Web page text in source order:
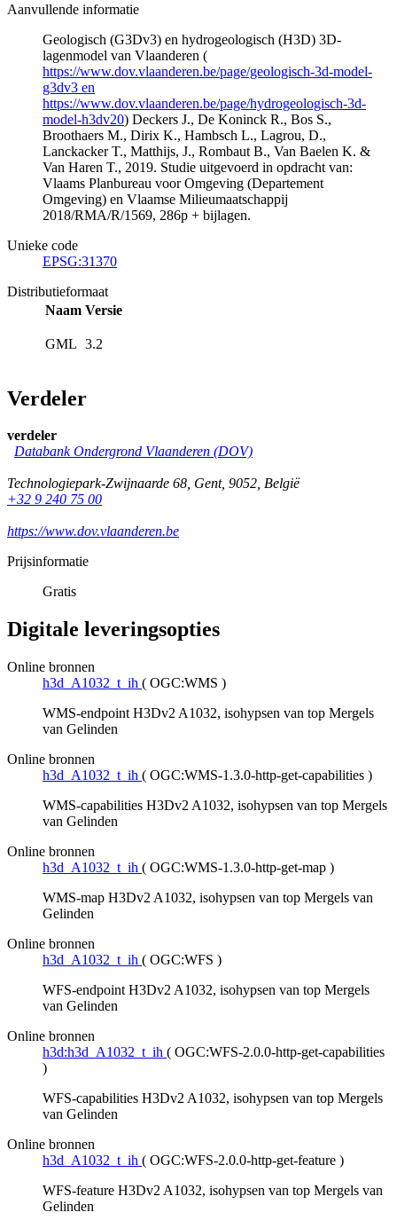
Aanvullende informatie
Geologisch (G3Dv3) en hydrogeologisch (H3D) 3D-
lagenmodel van Vlaanderen (
https://www.dov.vlaanderen.be/page/geologisch-3d-model-
g3dv3 en
https://www.dov.vlaanderen.be/page/hydrogeologisch-3d-
model-h3dv20) Deckers J., De Koninck R., Bos S.,
Broothaers M., Dirix K., Hambsch L., Lagrou, D.,
Lanckacker T., Matthijs, J., Rombaut B., Van Baelen K. &
Van Haren T., 2019. Studie uitgevoerd in opdracht van:
Vlaams Planbureau voor Omgeving (Departement
Omgeving) en Vlaamse Milieumaatschappij
2018/RMA/R/1569, 286p + bijlagen.
Unieke code
EPSG:31370
Distributieformaat
Naam Versie
GML 3.2
Verdeler
verdeler
Databank Ondergrond Vlaanderen (DOV)
Technologiepark-Zwijnaarde 68, Gent, 9052, België
+32 9 240 75 00
https://www.dov.vlaanderen.be
Prijsinformatie
Gratis
Digitale leveringsopties
Online bronnen
h3d_A1032_t_ih ( OGC:WMS )
WMS-endpoint H3Dv2 A1032, isohypsen van top Mergels
van Gelinden
Online bronnen
h3d_A1032_t_ih ( OGC:WMS-1.3.0-http-get-capabilities )
WMS-capabilities H3Dv2 A1032, isohypsen van top Mergels
van Gelinden
Online bronnen
h3d_A1032_t_ih ( OGC:WMS-1.3.0-http-get-map )
WMS-map H3Dv2 A1032, isohypsen van top Mergels van
Gelinden
Online bronnen
h3d_A1032_t_ih ( OGC:WFS )
WFS-endpoint H3Dv2 A1032, isohypsen van top Mergels
van Gelinden
Online bronnen
h3d:h3d_A1032_t_ih ( OGC:WFS-2.0.0-http-get-capabilities
)
WFS-capabilities H3Dv2 A1032, isohypsen van top Mergels
van Gelinden
Online bronnen
h3d_A1032_t_ih ( OGC:WFS-2.0.0-http-get-feature )
WFS-feature H3Dv2 A1032, isohypsen van top Mergels van
Gelinden